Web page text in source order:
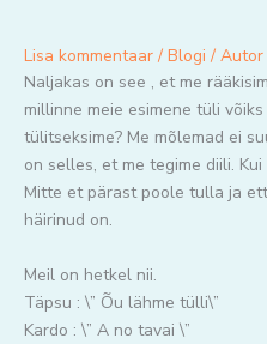
Lisa kommentaar / Blogi / Autor
Naljakas on see , et me
millinne meie esimene tüli
tülitseksime? Me mõlemad ei
on selles, et me tegime diili.
Mitte et pärast poole tulla ja
häirinud on.
Meil on hetkel nii.
Täpsu : \” Õu lähme tülli\”
Kardo : \” A no tavai \”